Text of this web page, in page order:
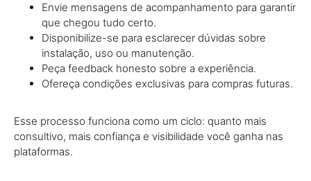
Envie mensagens de acompanhamento para garantir
que chegou tudo certo.
Disponibilize-se para esclarecer dúvidas sobre
instalação, uso ou manutenção.
Peça feedback honesto sobre a experiência.
Ofereça condições exclusivas para compras futuras.
Esse processo funciona como um ciclo: quanto mais
consultivo, mais confiança e visibilidade você ganha nas
plataformas.